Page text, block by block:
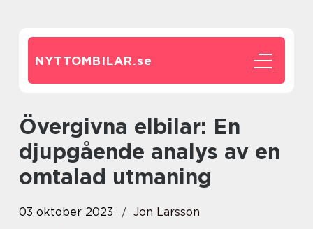
NYTTOMBILAR.se
Övergivna elbilar: En
djupgående analys av en
omtalad utmaning
03 oktober 2023
Jon Larsson